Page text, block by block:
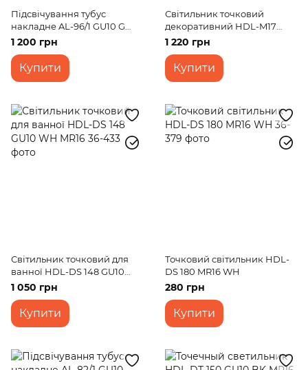
Підсвічування тубус
накладне AL-96/1 GU10 G
IP20 MR16
1 200 грн
Купити
Світильник точковий
декоративний HDL-M17
MR16 WH/G
1 220 грн
Купити
Світильник точковий для
ванної HDL-DS 148 GU10
WH MR16
1 050 грн
Купити
Точковий світильник HDL-
DS 180 MR16 WH
280 грн
Купити